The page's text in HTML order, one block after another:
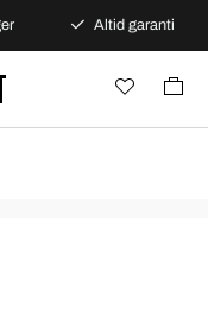
Altid garanti